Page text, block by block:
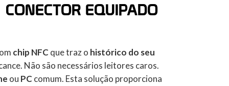
CONECTOR EQUIPADO
chip NFC que traz o histórico do seu
Não são necessários leitores caros.
ou PC comum. Esta solução proporciona